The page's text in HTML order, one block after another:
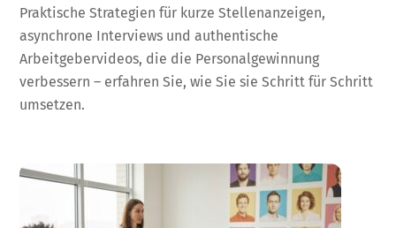
Praktische Strategien für kurze Stellenanzeigen,
asynchrone Interviews und authentische
Arbeitgebervideos, die die Personalgewinnung
verbessern – erfahren Sie, wie Sie sie Schritt für Schritt
umsetzen.